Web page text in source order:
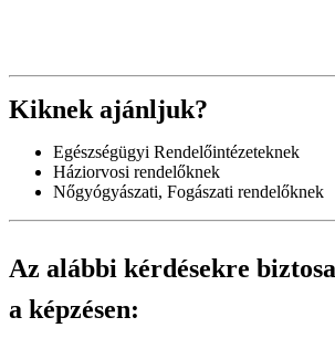
Kiknek ajánljuk?
Egészségügyi Rendelőintézeteknek
Háziorvosi rendelőknek
Nőgyógyászati, Fogászati rendelőknek
Az alábbi kérdésekre
a képzésen: